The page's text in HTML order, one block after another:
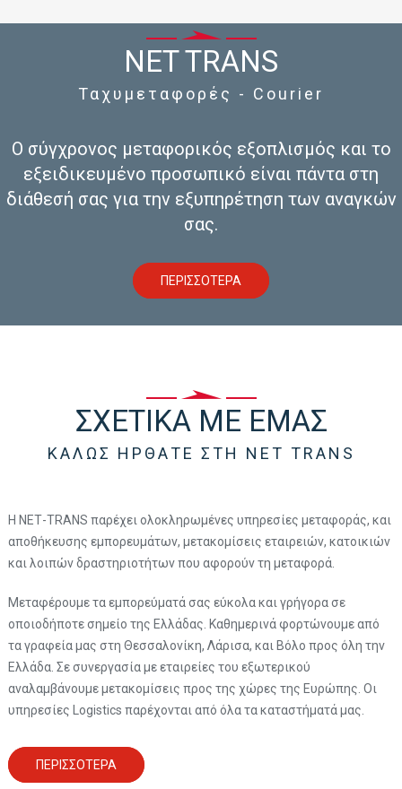
NET TRANS
Ταχυμεταφορές - Courier
Ο σύγχρονος μεταφορικός εξοπλισμός και το
εξειδικευμένο προσωπικό είναι πάντα στη
διάθεσή σας για την εξυπηρέτηση των αναγκών
σας.
ΠΕΡΙΣΣΟΤΕΡΑ
ΣΧΕΤΙΚΑ ΜΕ ΕΜΑΣ
ΚΑΛΩΣ ΗΡΘΑΤΕ ΣΤΗ NET TRANS
Η NΕΤ-TRANS παρέχει ολοκληρωμένες υπηρεσίες μεταφοράς, και
αποθήκευσης εμπορευμάτων, μετακομίσεις εταιρειών, κατοικιών
και λοιπών δραστηριοτήτων που αφορούν τη μεταφορά.
Μεταφέρουμε τα εμπορεύματά σας εύκολα και γρήγορα σε
οποιοδήποτε σημείο της Ελλάδας. Καθημερινά φορτώνουμε από
τα γραφεία μας στη Θεσσαλονίκη, Λάρισα, και Βόλο προς όλη την
Ελλάδα. Σε συνεργασία με εταιρείες του εξωτερικού
αναλαμβάνουμε μετακομίσεις προς της χώρες της Ευρώπης. Οι
υπηρεσίες Logistics παρέχονται από όλα τα καταστήματά μας.
ΠΕΡΙΣΣΟΤΕΡΑ